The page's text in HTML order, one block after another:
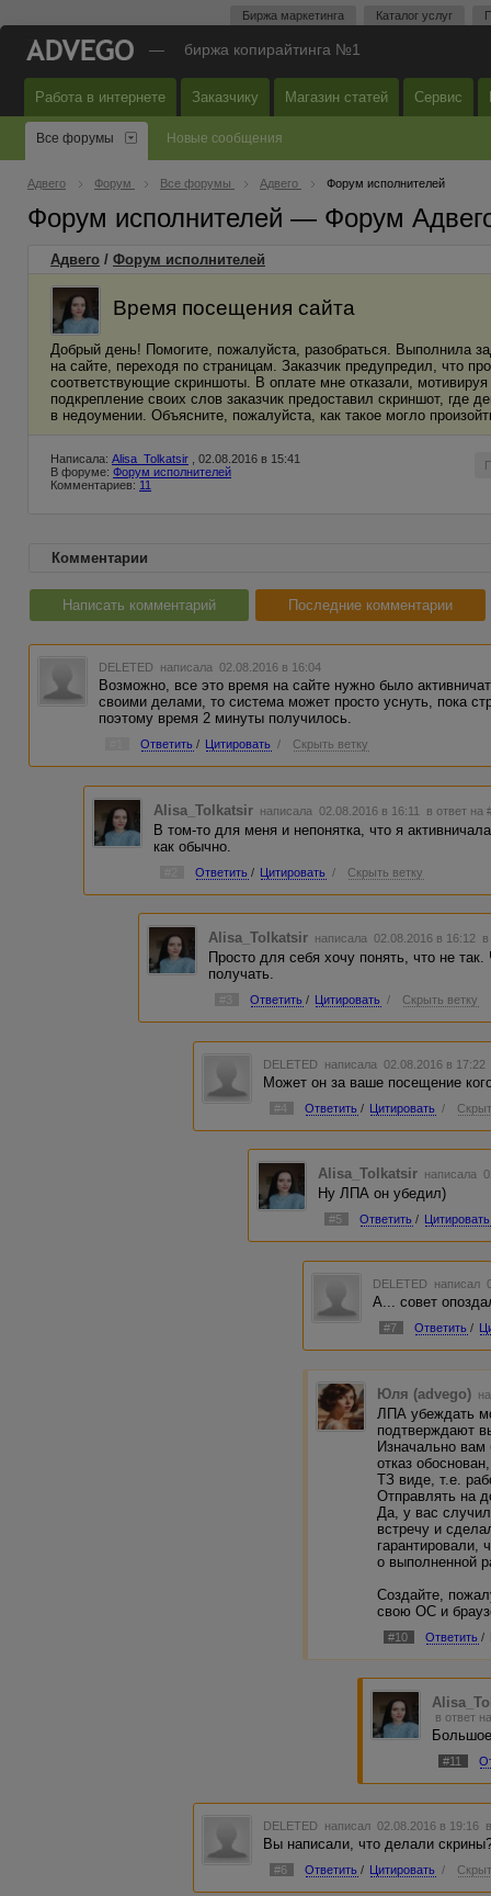
Биржа маркетинга Каталог услуг
— биржа копирайтинга №1
Работа в интернете Заказчику Магазин статей Сервис
Все форумы Новые сообщения
Адвего Форум Все форумы Адвего Форум исполнителей
Форум исполнителей — Форум
Адвего / Форум исполнителей
Время посещения сайта
Добрый день! Помогите, пожалуйста, разобраться. Выполнила
на сайте, переходя по страницам. Заказчик предупредил, что
соответствующие скриншоты. В оплате мне отказали,
подкрепление своих слов заказчик предоставил скриншот, где
в недоумении. Объясните, пожалуйста, как такое могло
Написала: Alisa_Tolkatsir , 02.08.2016 в 15:41
В форуме: Форум исполнителей
Комментариев: 11
Комментарии
Написать комментарий Последние комментарии
DELETED написала 02.08.2016 в 16:04
Возможно, все это время на сайте нужно было
своими делами, то система может просто уснуть, пока
поэтому время 2 минуты получилось.
Ответить / Цитировать / Скрыть ветку
Alisa_Tolkatsir написала 02.08.2016 в 16:11 в ответ на
В том-то для меня и непонятка, что я
как обычно.
Ответить / Цитировать / Скрыть ветку
Alisa_Tolkatsir написала 02.08.2016 в 16:12
Просто для себя хочу понять, что не
получать.
Ответить / Цитировать / Скрыть ветку
DELETED написала 02.08.2016 в
Может он за ваше посещение
#4 Ответить / Цитировать /
Alisa_Tolkatsir написала
Ну ЛПА он убедил)
#5 Ответить / Цитировать
DELETED написал
А... совет
#7 Ответить /
Юля (advego)
ЛПА убеждать
подтверждают
Изначально
отказ
ТЗ виде, т.е.
Отправлять на
Да, у вас
встречу и
гарантировали,
о выполненной
Создайте,
свою ОС и
#10 Ответить /
в ответ
#11
DELETED написал 02.08.2016 в 19:16
Вы написали, что делали
#6 Ответить / Цитировать /